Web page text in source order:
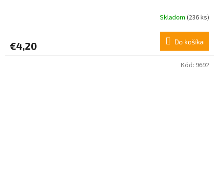
Skladom (236 ks)
€4,20 Do košíka
Kód: 9692